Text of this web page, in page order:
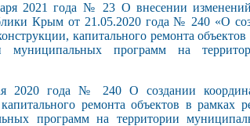
2021 года № 23 О внесении изменений
Крым от 21.05.2020 года № 240 «О
капитального ремонта
муниципальных программ на
года № 240 О создании
капитального ремонта объектов в рамках
программ на территории